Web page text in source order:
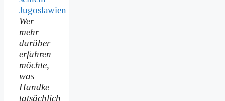
Wer
mehr
darüber
erfahren
möchte,
was
Handke
tatsächlich